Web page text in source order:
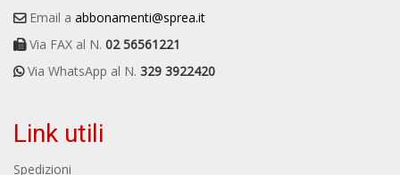
Email a abbonamenti@sprea.it
Via FAX al N. 02 56561221
Via WhatsApp al N. 329 3922420
Link utili
Spedizioni